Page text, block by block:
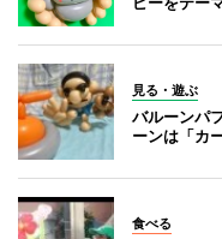
見る・遊ぶ
バルーンパ
ーンは「カ
食べる